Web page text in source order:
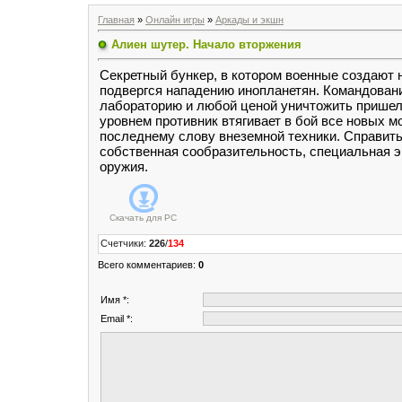
Главная » Онлайн игры » Аркады и экшн
Алиен шутер. Начало вторжения
Секретный бункер, в котором военные создают
подвергся нападению инопланетян.
лабораторию и любой ценой уничтожить
уровнем противник втягивает в бой все новых
последнему слову внеземной техники.
собственная сообразительность, специальная
оружия.
Скачать для PC
Счетчики: 226/134
Всего комментариев: 0
Имя *:
Email *: